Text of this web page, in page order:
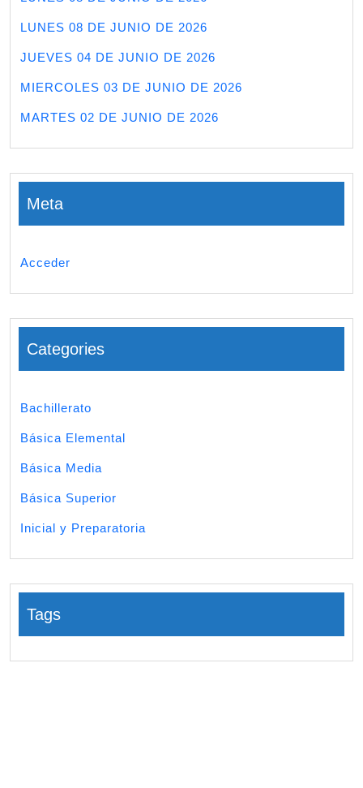
LUNES 08 DE JUNIO DE 2026
JUEVES 04 DE JUNIO DE 2026
MIERCOLES 03 DE JUNIO DE 2026
MARTES 02 DE JUNIO DE 2026
Meta
Acceder
Categories
Bachillerato
Básica Elemental
Básica Media
Básica Superior
Inicial y Preparatoria
Tags